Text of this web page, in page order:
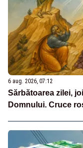
6 aug. 2026, 07:12
Sărbătoarea zilei,
Domnului. Cruce